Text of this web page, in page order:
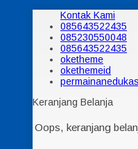
Kontak Kami
085643522435
085230550048
085643522435
oketheme
okethemeid
Keranjang Belanja
Oops, keranjang